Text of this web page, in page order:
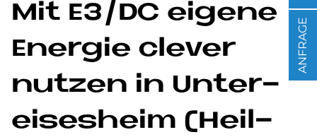
Mit E3/DC ei­ge­ne
En­er­gie cle­ver
nut­zen in Un­ter­
eises­heim (Heil­
ANFRAGE